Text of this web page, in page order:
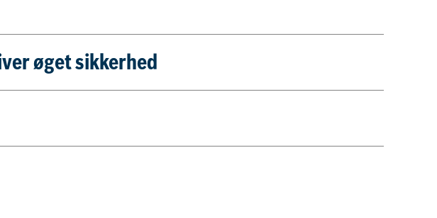
øget sikkerhed